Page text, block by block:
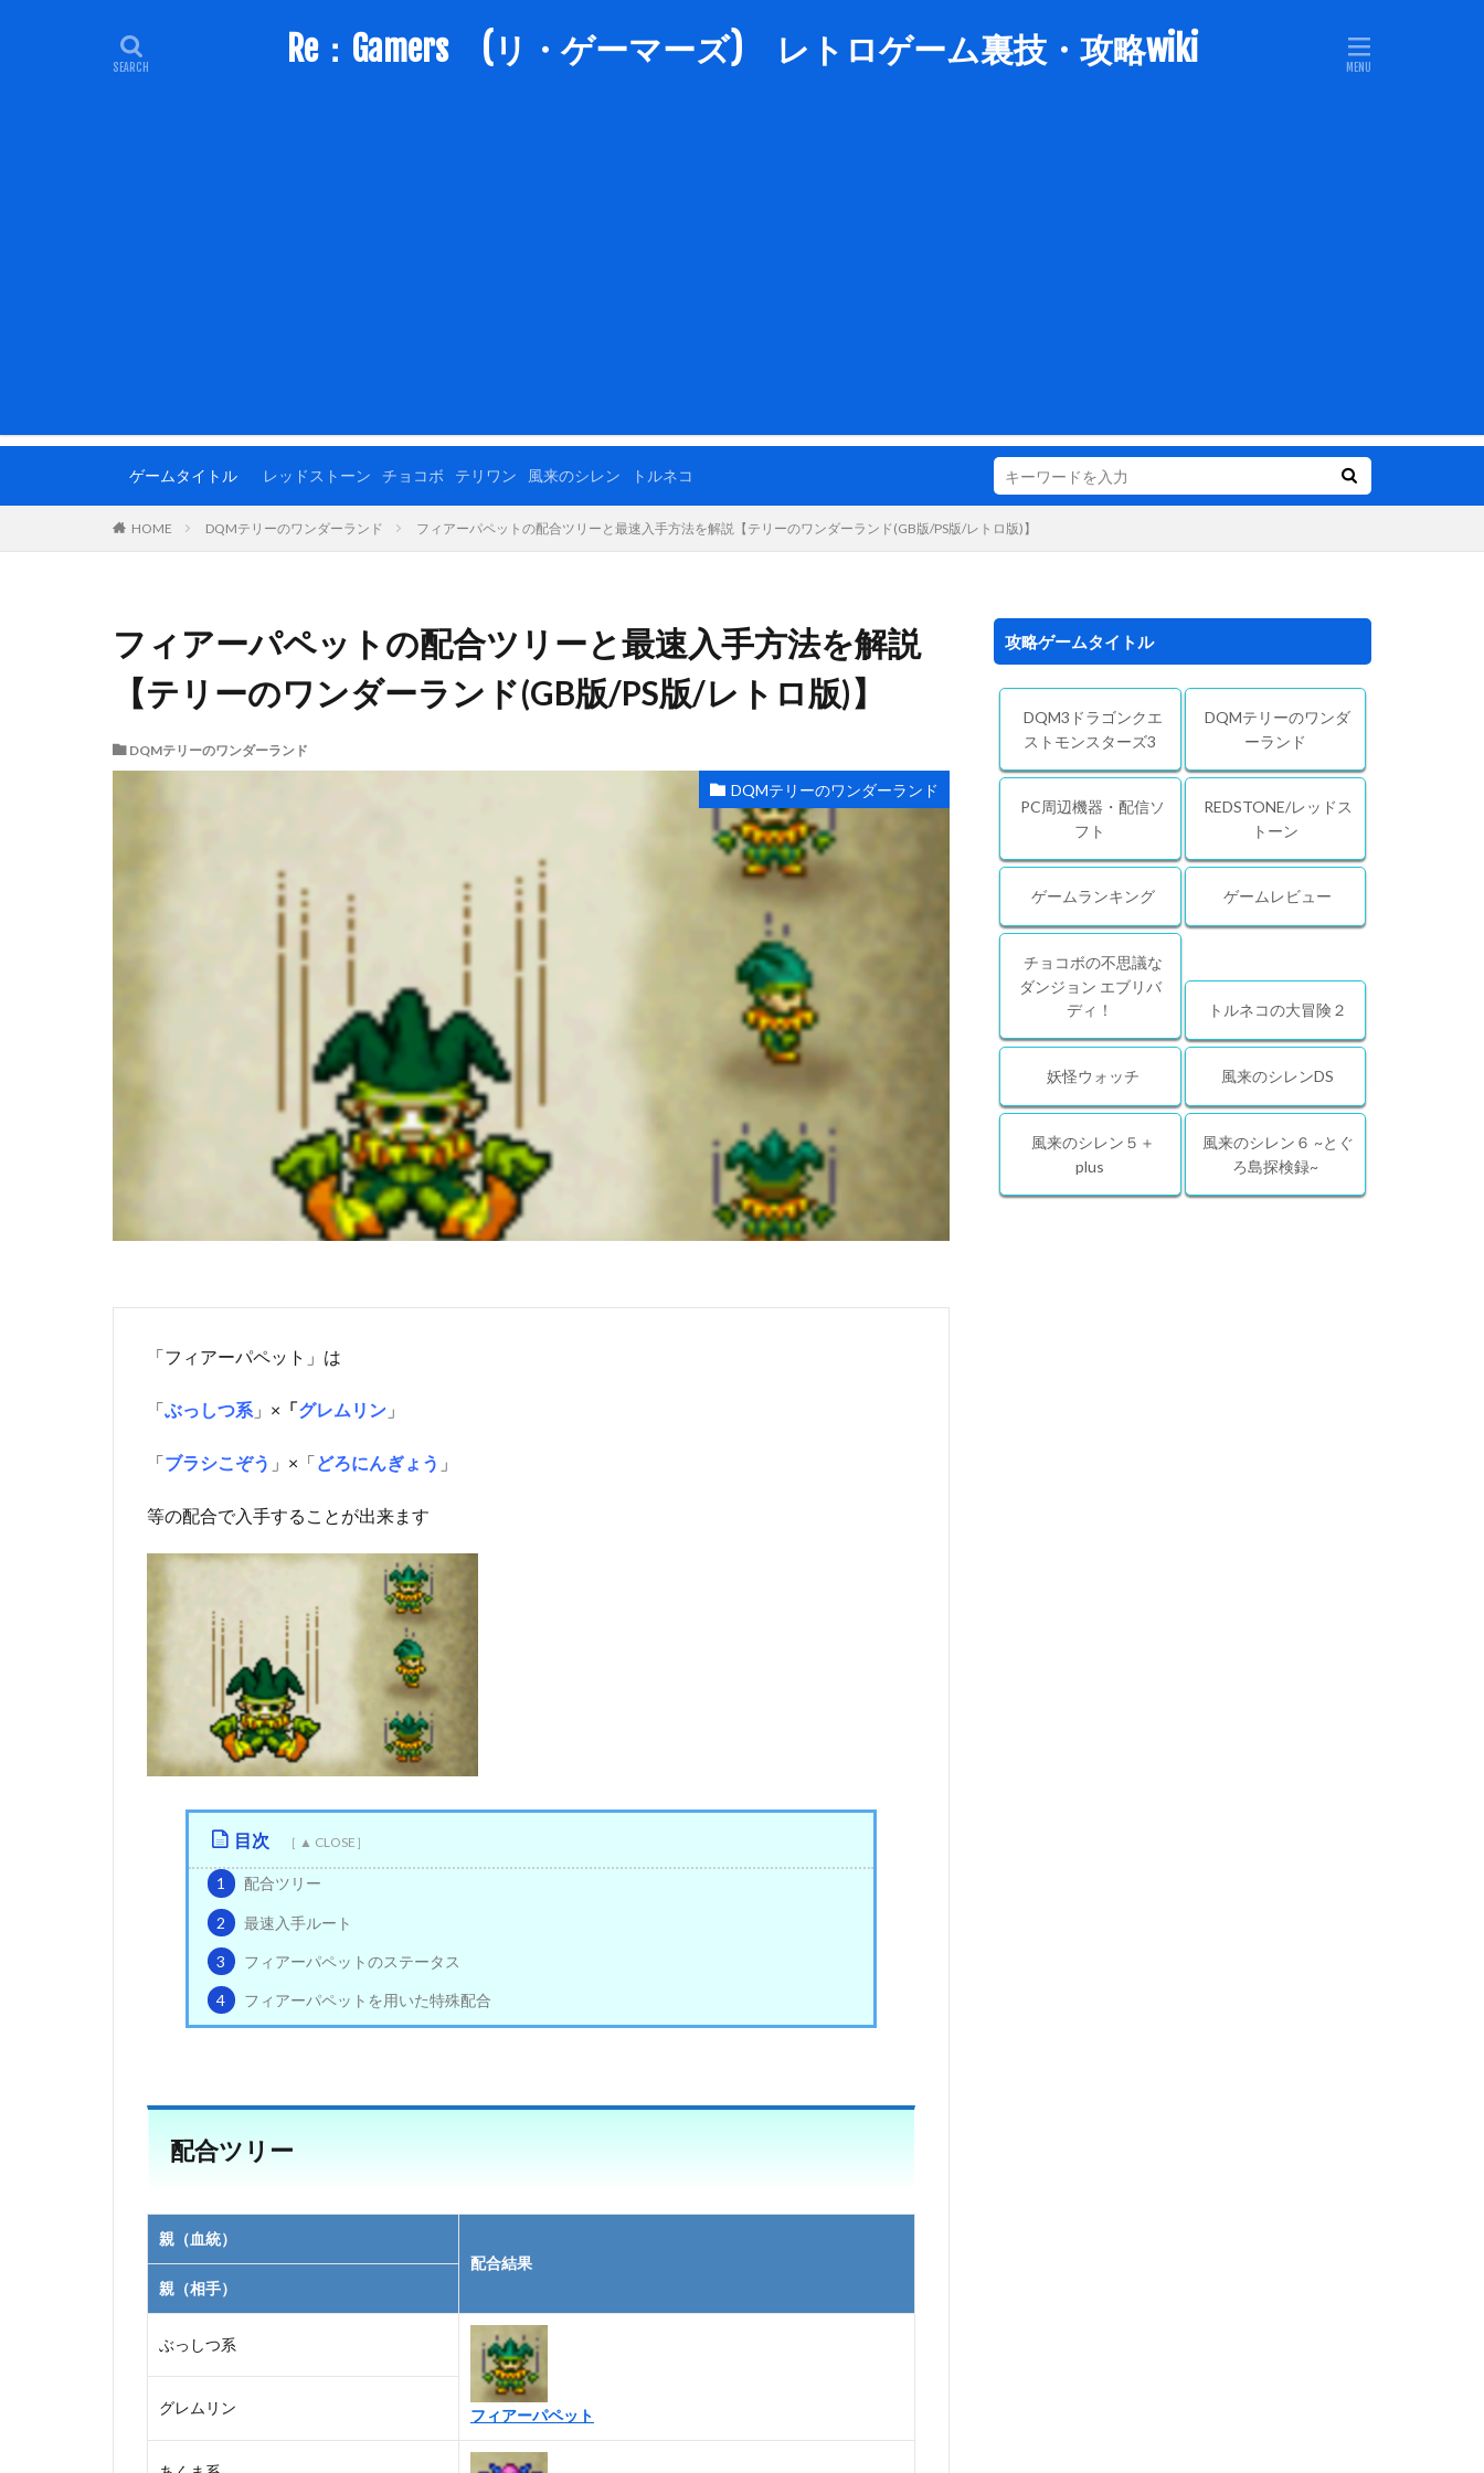
Re：Gamers (リ・ゲーマーズ) レトロゲーム裏技・攻略wiki
ゲームタイトル レッドストーン チョコボ テリワン 風来のシレン トルネコ
HOME DQMテリーのワンダーランド フィアーパペットの配合ツリーと最速入手方法を解説【テリーのワンダーランド(GB版/PS版/レトロ版)】
フィアーパペットの配合ツリーと最速入手方法を解説
【テリーのワンダーランド(GB版/PS版/レトロ版)】
DQMテリーのワンダーランド
DQMテリーのワンダーランド
「フィアーパペット」は
「ぶっしつ系 」× 「グレムリン 」
「ブラシこぞう 」×「どろにんぎょう 」
等の配合で入手することが出来ます
目次
1 配合ツリー
2 最速入手ルート
3 フィアーパペットのステータス
4 フィアーパペットを用いた特殊配合
配合ツリー
親（血統）
配合結果
親（相手）
ぶっしつ系
フィアーパペット
グレムリン
攻略ゲームタイトル
DQM3ドラゴンクエ
ストモンスターズ3
DQMテリーのワンダ
ーランド
PC周辺機器・配信ソ
フト
REDSTONE/レッドス
トーン
ゲームランキング ゲームレビュー
チョコボの不思議な
ダンジョン エブリバ
ディ！
トルネコの大冒険２
妖怪ウォッチ 風来のシレンDS
風来のシレン５＋
plus
風来のシレン６ ~とぐ
ろ島探検録~